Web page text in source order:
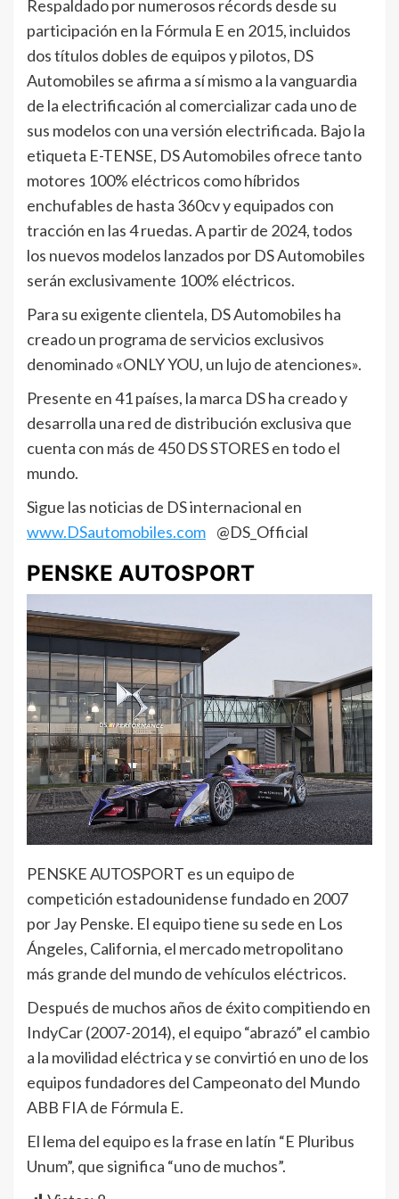
Respaldado por numerosos récords desde su
participación en la Fórmula E en 2015, incluidos
dos títulos dobles de equipos y pilotos, DS
Automobiles se afirma a sí mismo a la vanguardia
de la electrificación al comercializar cada uno de
sus modelos con una versión electrificada. Bajo la
etiqueta E-TENSE, DS Automobiles ofrece tanto
motores 100% eléctricos como híbridos
enchufables de hasta 360cv y equipados con
tracción en las 4 ruedas. A partir de 2024, todos
los nuevos modelos lanzados por DS Automobiles
serán exclusivamente 100% eléctricos.
Para su exigente clientela, DS Automobiles ha
creado un programa de servicios exclusivos
denominado «ONLY YOU, un lujo de atenciones».
Presente en 41 países, la marca DS ha creado y
desarrolla una red de distribución exclusiva que
cuenta con más de 450 DS STORES en todo el
mundo.
Sigue las noticias de DS internacional en
www.DSautomobiles.com @DS_Official
PENSKE AUTOSPORT
PENSKE AUTOSPORT es un equipo de
competición estadounidense fundado en 2007
por Jay Penske. El equipo tiene su sede en Los
Ángeles, California, el mercado metropolitano
más grande del mundo de vehículos eléctricos.
Después de muchos años de éxito compitiendo en
IndyCar (2007-2014), el equipo “abrazó” el cambio
a la movilidad eléctrica y se convirtió en uno de los
equipos fundadores del Campeonato del Mundo
ABB FIA de Fórmula E.
El lema del equipo es la frase en latín “E Pluribus
Unum”, que significa “uno de muchos”.